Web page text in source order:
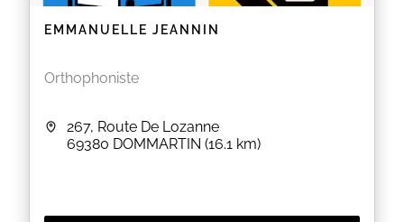
EMMANUELLE JEANNIN
Orthophoniste
267, Route De Lozanne
69380 DOMMARTIN (16.1 km)